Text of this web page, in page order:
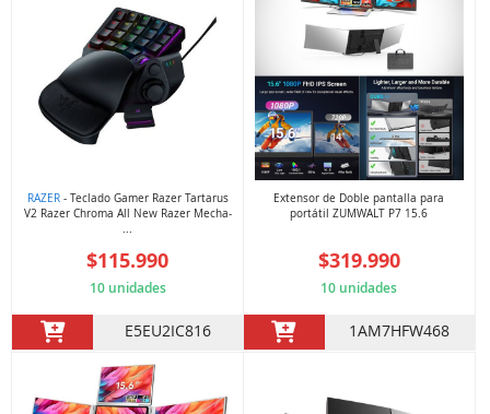
RAZER- Teclado Gamer Razer Tartarus
V2 Razer Chroma All New Razer Mecha-
$115.990
10 unidades
E5EU2IC816
Extensor de Doble pantalla para
portátil ZUMWALT P7 15.6
$319.990
10 unidades
1AM7HFW468